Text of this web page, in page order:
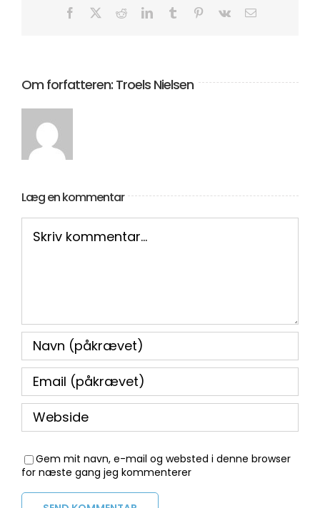
Facebook RedditLinkedInTumblr Pinterest
Vk
E-
Om forfatteren: Troels Nielsen
Læg en kommentar
Comment
Gem mit navn, e-mail og websted i denne browser
for næste gang jeg kommenterer